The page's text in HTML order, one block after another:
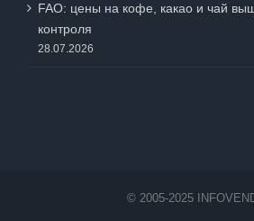
FAO: цены на кофе, какао и чай
контроля
28.07.2026
© 2005-2025